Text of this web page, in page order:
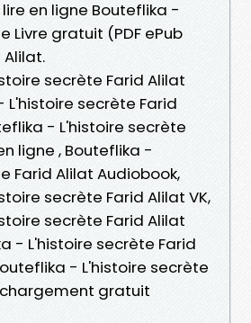
en ligne Bouteflika -
Livre gratuit (PDF ePub
Alilat.
secrète Farid Alilat
L'histoire secrète Farid
- L'histoire secrète
ligne , Bouteflika -
Farid Alilat Audiobook,
secrète Farid Alilat VK,
secrète Farid Alilat
- L'histoire secrète Farid
- L'histoire secrète
gratuit